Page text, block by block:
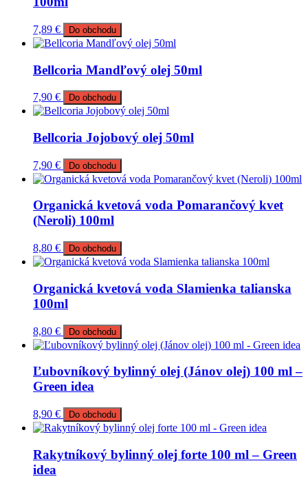
7,89 € Do obchodu
Bellcoria Mandľový olej 50ml
7,90 € Do obchodu
Bellcoria Jojobový olej 50ml
7,90 € Do obchodu
Organická kvetová voda Pomarančový kvet
(Neroli) 100ml
8,80 € Do obchodu
Organická kvetová voda Slamienka talianska
100ml
8,80 € Do obchodu
Ľubovníkový bylinný olej (Jánov olej) 100 ml –
Green idea
8,90 € Do obchodu
Rakytníkový bylinný olej forte 100 ml – Green
idea